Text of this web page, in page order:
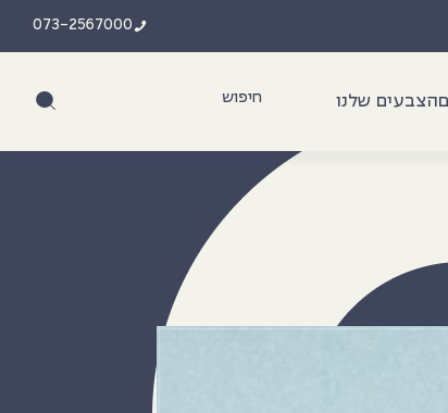
073-2567000
הצבעים שלנו